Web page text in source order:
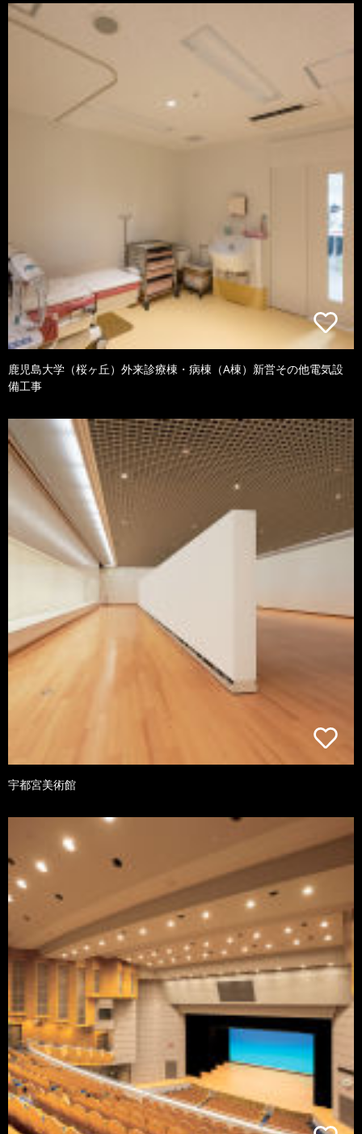
鹿児島大学（桜ヶ丘）外来診療棟・病棟（A棟）新営その他電気設
備工事
宇都宮美術館